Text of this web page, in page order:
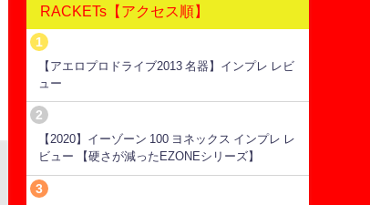
RACKETs【アクセス順】
【アエロプロドライブ2013 名器】インプレ レビ
ュー
【2020】イーゾーン 100 ヨネックス インプレ レ
ビュー 【硬さが減ったEZONEシリーズ】